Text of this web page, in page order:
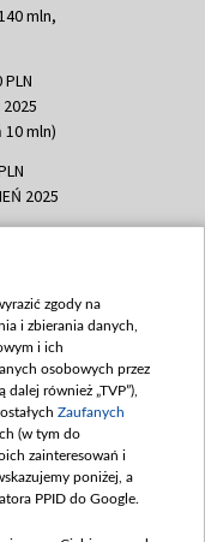
mln,
mln)
2025
350
2025
(wpłata
zgody na
i zbierania danych,
i ich
osobowych przez
również „TVP”),
Zaufanych
(w tym do
zainteresowań i
poniżej, a
PPID do Google.